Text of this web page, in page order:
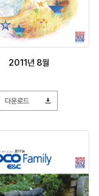
2011년 8월
다운로드